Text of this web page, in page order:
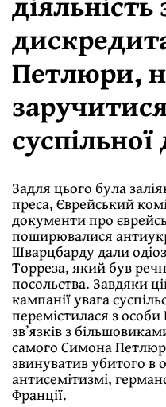
Петлюри,
Задля цього була
преса, Єврейський
документи про
поширювалися
Шварцбарду дали
Торреза, який був
посольства. Завдяки
кампанії увага
перемістилася з
звʼязків з
самого Симона
звинуватив убитого в
антисемітизмі,
Франції.